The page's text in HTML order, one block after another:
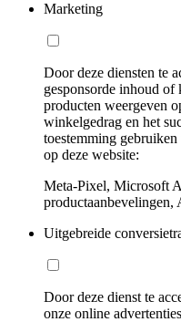
Marketing
Door deze diensten te
gesponsorde inhoud
producten weergeven
winkelgedrag en het
toestemming
op deze website:
Meta-Pixel, Microsoft
productaanbevelingen,
Uitgebreide
Door deze dienst te
onze online